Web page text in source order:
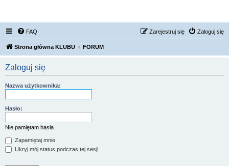
FAQ Zaloguj się
Zarejestruj się
Strona główna KLUBU FORUM
Zaloguj się
Nazwa użytkownika:
Hasło:
Nie pamiętam hasła
Zapamiętaj mnie
Ukryj mój status podczas tej sesji